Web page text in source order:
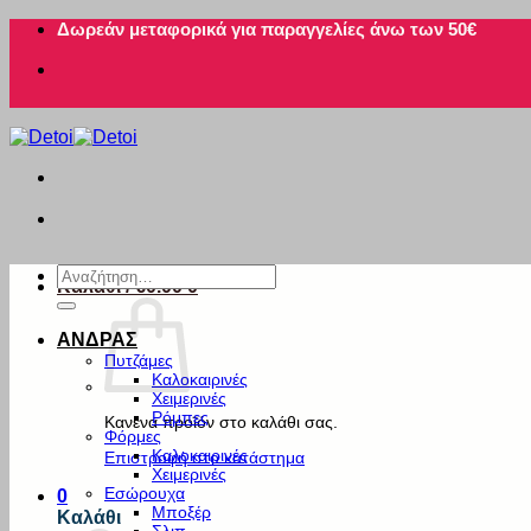
Μετάβαση
περιεχόμενο
Δωρεάν μεταφορικά για παραγγελίες άνω των 50€
Καλάθι /€0.00 0
Κανένα προϊόν στο καλάθι σας.
Επιστροφή στο κατάστημα
0
Καλάθι
Αναζήτηση
για:
ΑΝΔΡΑΣ
Πυτζάμες
Καλοκαιρινές
Χειμερινές
Ρόμπες
Φόρμες
Καλοκαιρινές
Χειμερινές
Εσώρουχα
Μποξέρ